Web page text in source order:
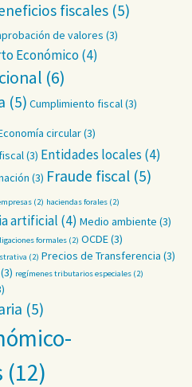
fiscales (5)
de valores (3)
Económico(4)
(6)
(5) Cumplimiento fiscal(3)
circular(3)
(3) Entidades locales (4)
(3) Fraude fiscal (5)
(2) haciendas forales (2)
artificial (4) Medio ambiente (3)
formales (2) OCDE(3)
(2) Precios de Transferencia (3)
(3) regímenes tributarios especiales (2)
(5)
(12)